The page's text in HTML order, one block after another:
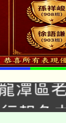
30在
潭區
報名